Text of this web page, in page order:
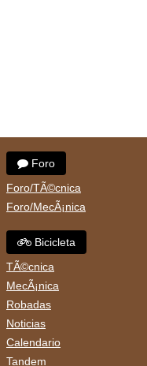
Foro
Foro/TÃ©cnica
Foro/MecÃ¡nica
Bicicleta
TÃ©cnica
MecÃ¡nica
Robadas
Noticias
Calendario
Tandem